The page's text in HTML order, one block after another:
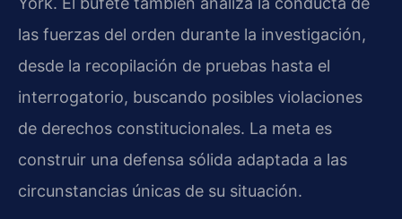
las fuerzas del orden durante la investigación,
desde la recopilación de pruebas hasta el
interrogatorio, buscando posibles violaciones
de derechos constitucionales. La meta es
construir una defensa sólida adaptada a las
circunstancias únicas de su situación.